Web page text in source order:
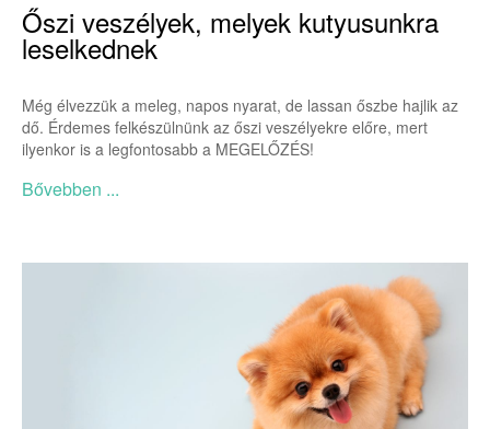
Őszi veszélyek, melyek kutyusunkra
leselkednek
Még élvezzük a meleg, napos nyarat, de lassan őszbe hajlik az
dő. Érdemes felkészülnünk az őszi veszélyekre előre, mert
ilyenkor is a legfontosabb a MEGELŐZÉS!
Bővebben ...